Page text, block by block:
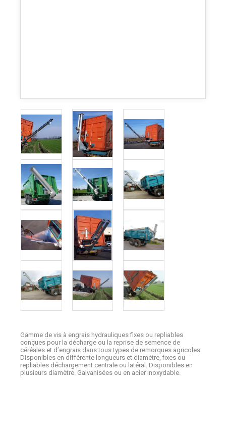
Gamme de vis à engrais hydrauliques fixes ou repliables
conçues pour la décharge ou la reprise de semence de
céréales et d’engrais dans tous types de remorques agricoles.
Disponibles en différente longueurs et diamètre, fixes ou
repliables déchargement centrale ou latéral. Disponibles en
plusieurs diamètre. Galvanisées ou en acier inoxydable.